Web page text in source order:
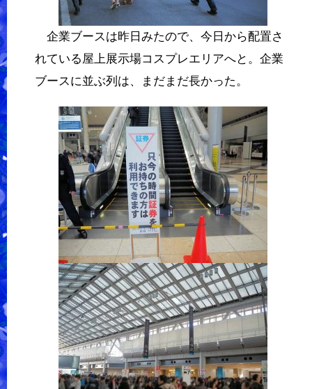
企業ブースは昨日みたので、今日から配置さ
れている屋上展示場コスプレエリアへと。企業
ブースに並ぶ列は、まだまだ長かった。